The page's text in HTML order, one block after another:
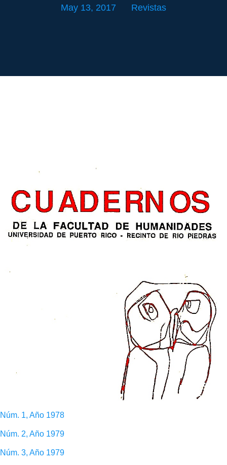
May 13, 2017 Revistas
Núm. 1, Año 1978
Núm. 2, Año 1979
Núm. 3, Año 1979